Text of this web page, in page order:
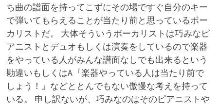
ち曲の譜面を持ってこずにその場ですぐ自分のキー
で弾いてもらえることが当たり前と思っているボー
カリストだ。 大体そういうボーカリストは巧みなピ
アニストとデュオもしくは演奏をしているので楽器
をやっている人がみんな譜面なしでも出来るという
勘違いもしくはA『楽器やっている人は当たり前で
しょう！』などととんでもない傲慢な考えを持って
いる。 申し訳ないが、巧みなのはそのピアニストや